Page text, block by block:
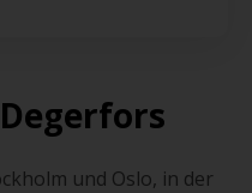
und Oslo, in der